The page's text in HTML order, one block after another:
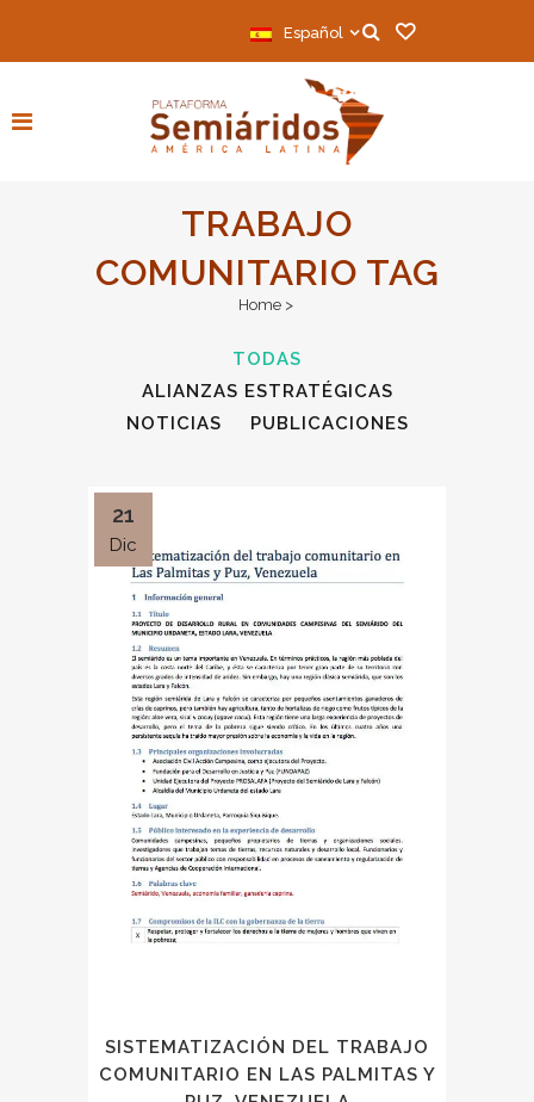
Español
TRABAJO
COMUNITARIO TAG
Home>
TODAS
ALIANZAS ESTRATÉGICAS
NOTICIAS
PUBLICACIONES
21
Dic
SISTEMATIZACIÓN DEL TRABAJO
COMUNITARIO EN LAS PALMITAS Y